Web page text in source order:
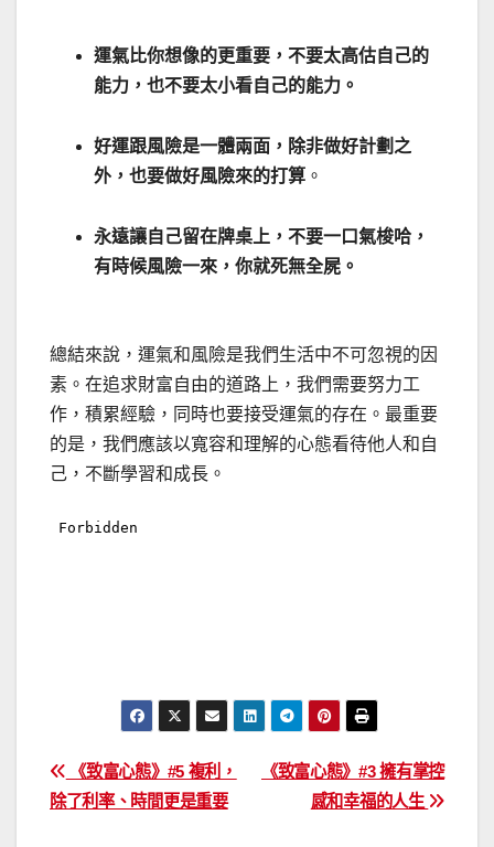
運氣比你想像的更重要，不要太高估自己的
能力，也不要太小看自己的能力。
好運跟風險是一體兩面，除非做好計劃之
外，也要做好風險來的打算 。
永遠讓自己留在牌桌上，不要一口氣梭哈，
有時候風險一來，你就死無全屍。
總結來說，運氣和風險是我們生活中不可忽視的因
素。在追求財富自由的道路上，我們需要努力工
作，積累經驗，同時也要接受運氣的存在。最重要
的是，我們應該以寬容和理解的心態看待他人和自
己，不斷學習和成長。
文
章
《致富心態》#3 擁有掌控
感和幸福的人生
《致富心態》#5 複利，
除了利率、時間更是重要